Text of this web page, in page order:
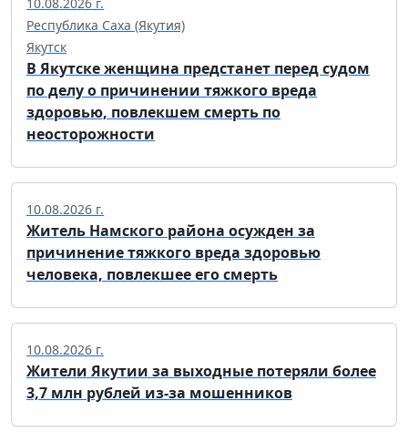
Республика Саха (Якутия)
Якутск
В Якутске женщина предстанет перед судом
по делу о причинении тяжкого вреда
здоровью, повлекшем смерть по
неосторожности
10.08.2026 г.
Житель Намского района осужден за
причинение тяжкого вреда здоровью
человека, повлекшее его смерть
10.08.2026 г.
Жители Якутии за выходные потеряли более
3,7 млн рублей из-за мошенников